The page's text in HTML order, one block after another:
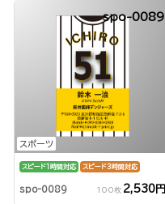
スポーツ
spo-0089
スピード1時間対応 スピード3時間対応
spo-0089 100枚 2,530円